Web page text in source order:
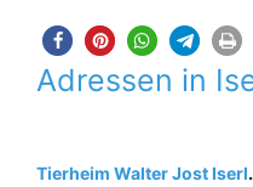
Adressen in